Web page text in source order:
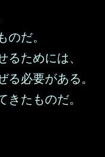
のだ。
るためには、
る必要がある。
きたものだ。